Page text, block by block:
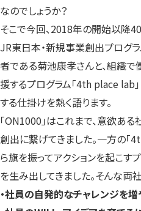
なのでしょうか？
そこで今回、2018年の開始以降
JR東日本・新規事業創出プログラ
者である菊池康孝さんと、組織で
援するプログラム「4th place lab
する仕掛けを熱く語ります。
「ON1000」はこれまで、意欲あ
創出に繋げてきました。一方の「
ら旗を振ってアクションを起こす
を生み出してきました。そんな両
・社員の自発的なチャレンジを増